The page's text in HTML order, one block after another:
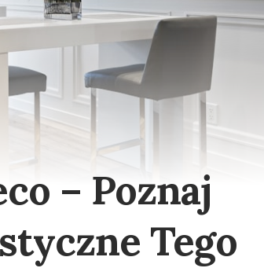
– Poznaj
Tego